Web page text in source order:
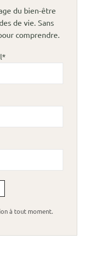
du bien-être
de vie. Sans
comprendre.
à tout moment.